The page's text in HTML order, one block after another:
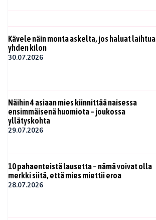
Kävele näin monta askelta, jos haluat laihtua
yhden kilon
30.07.2026
Näihin 4 asiaan mies kiinnittää naisessa
ensimmäisenä huomiota – joukossa
yllätyskohta
29.07.2026
10 pahaenteistä lausetta – nämä voivat olla
merkki siitä, että mies miettii eroa
28.07.2026